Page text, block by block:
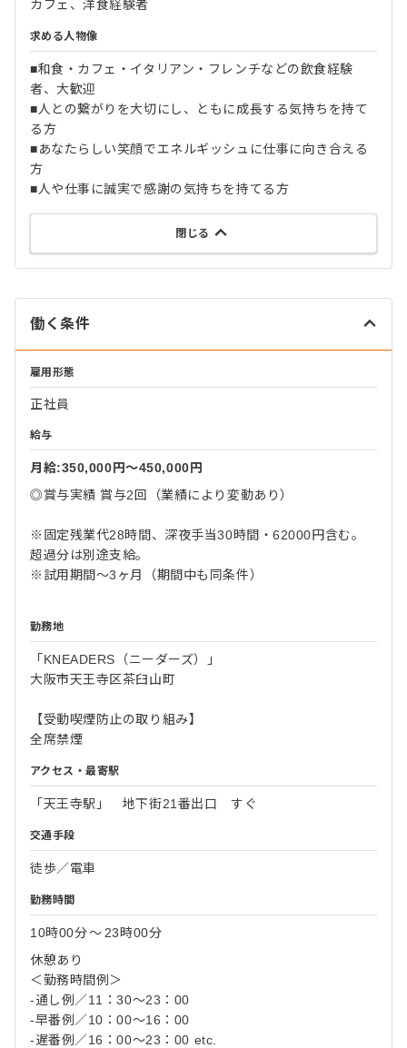
カフェ、洋食経験者
求める人物像
■和食・カフェ・イタリアン・フレンチなどの飲食経験
者、大歓迎
■人との繋がりを大切にし、ともに成長する気持ちを持て
る方
■あなたらしい笑顔でエネルギッシュに仕事に向き合える
方
■人や仕事に誠実で感謝の気持ちを持てる方
閉じる
働く条件
雇用形態
正社員
給与
月給:350,000円〜450,000円
◎賞与実績 賞与2回（業績により変動あり）
※固定残業代28時間、深夜手当30時間・62000円含む。
超過分は別途支給。
※試用期間～3ヶ月（期間中も同条件）
勤務地
「KNEADERS（ニーダーズ）」
大阪市天王寺区茶臼山町
【受動喫煙防止の取り組み】
全席禁煙
アクセス・最寄駅
「天王寺駅」 地下街21番出口 すぐ
交通手段
徒歩／電車
勤務時間
10時00分〜 23時00分
休憩あり
＜勤務時間例＞
-通し例／11：30～23：00
-早番例／10：00～16：00
-遅番例／16：00～23：00 etc.